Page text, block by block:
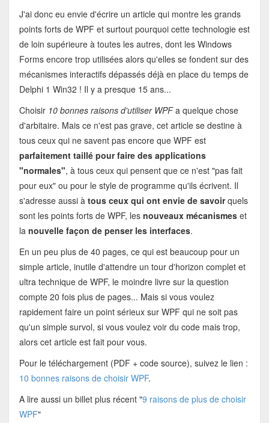
J'ai donc eu envie d'écrire un article qui montre les grands
points forts de WPF et surtout pourquoi cette technologie est
de loin supérieure à toutes les autres, dont les Windows
Forms encore trop utilisées alors qu'elles se fondent sur des
mécanismes interactifs dépassés déjà en place du temps de
Delphi 1 Win32 ! Il y a presque 15 ans...
Choisir 10 bonnes raisons d'utiliser WPFa quelque chose
d'arbitaire. Mais ce n'est pas grave, cet article se destine à
tous ceux qui ne savent pas encore que WPF est
parfaitement taillé pour faire des applications
"normales", à tous ceux qui pensent que ce n'est "pas fait
pour eux" ou pour le style de programme qu'ils écrivent. Il
s'adresse aussi à tous ceux qui ont envie de savoirquels
sont les points forts de WPF, les nouveaux mécanismeset
la nouvelle façon de penser les interfaces.
En un peu plus de 40 pages, ce qui est beaucoup pour un
simple article, inutile d'attendre un tour d'horizon complet et
ultra technique de WPF, le moindre livre sur la question
compte 20 fois plus de pages... Mais si vous voulez
rapidement faire un point sérieux sur WPF qui ne soit pas
qu'un simple survol, si vous voulez voir du code mais trop,
alors cet article est fait pour vous.
Pour le téléchargement (PDF + code source), suivez le lien :
10 bonnes raisons de choisir WPF.
A lire aussi un billet plus récent "9 raisons de plus de choisir
WPF"